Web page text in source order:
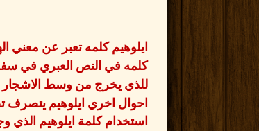
ايلوهيم كلمه تعبر عن معني
كلمه في النص العبري في سفر
للذي يخرج من وسط الاشجار
احوال اخري ايلوهيم يتصرف
استخدام كلمة ايلوهيم